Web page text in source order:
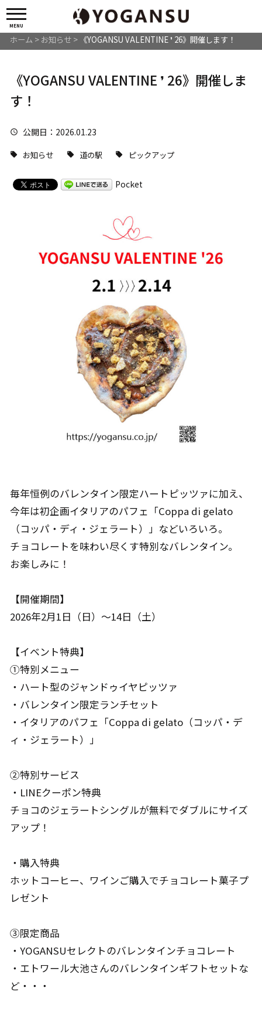
MENU
ホーム > お知らせ> 《YOGANSU VALENTINE ❜ 26》開催します！
《YOGANSU VALENTINE ❜ 26》開催しま
す！
公開日 ：2026.01.23
お知らせ 道の駅 ピックアップ
Pocket
毎年恒例のバレンタイン限定ハートピッツァに加え、
今年は初企画イタリアのパフェ「Coppa di gelato
（コッパ・ディ・ジェラート）」などいろいろ。
チョコレートを味わい尽くす特別なバレンタイン。
お楽しみに！
【開催期間】
2026年2月1日（日）～14日（土）
【イベント特典】
①特別メニュー
・ハート型のジャンドゥイヤピッツァ
・バレンタイン限定ランチセット
・イタリアのパフェ「Coppa di gelato（コッパ・デ
ィ・ジェラート）」
②特別サービス
・LINEクーポン特典
チョコのジェラートシングルが無料でダブルにサイズ
アップ！
・購入特典
ホットコーヒー、ワインご購入でチョコレート菓子プ
レゼント
③限定商品
・YOGANSUセレクトのバレンタインチョコレート
・エトワール大池さんのバレンタインギフトセットな
ど・・・